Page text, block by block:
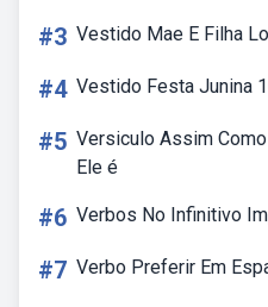
#3 Vestido Mae E Filha
#4 Vestido Festa Junina
#5 Versiculo Assim
Ele é
#6 Verbos No Infinitivo
#7 Verbo Preferir Em